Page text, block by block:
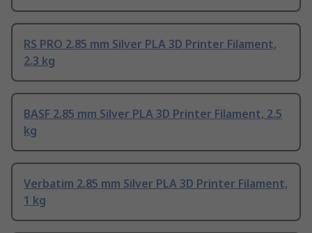
RS PRO 2.85 mm Silver PLA 3D Printer Filament,
2.3 kg
BASF 2.85 mm Silver PLA 3D Printer Filament, 2.5
kg
Verbatim 2.85 mm Silver PLA 3D Printer Filament,
1 kg